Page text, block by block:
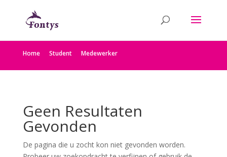
Home Student Medewerker
Geen Resultaten
Gevonden
De pagina die u zocht kon niet gevonden worden.